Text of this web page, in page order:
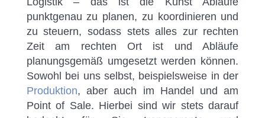
punktgenau zu planen, zu koordinieren und
zu steuern, sodass stets alles zur rechten
Zeit am rechten Ort ist und Abläufe
planungsgemäß umgesetzt werden können.
Sowohl bei uns selbst, beispielsweise in der
Produktion, aber auch im Handel und am
Point of Sale. Hierbei sind wir stets darauf